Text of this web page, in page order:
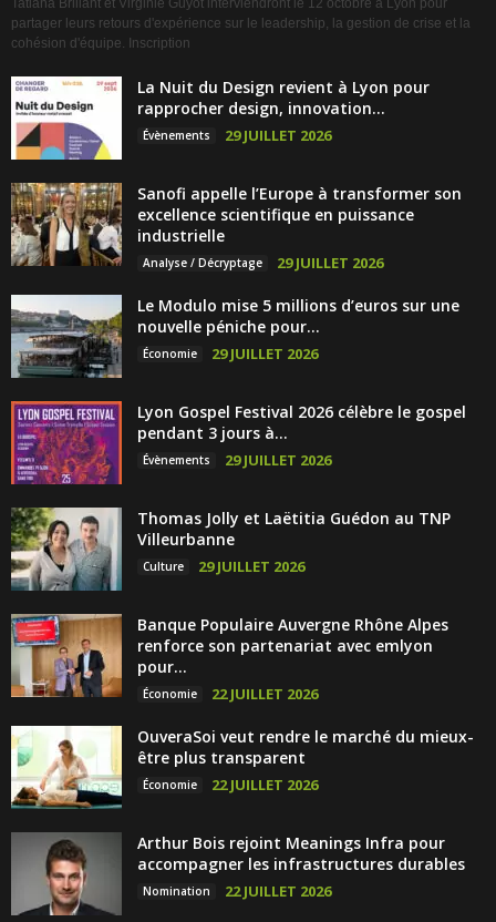
Tatiana Brillant et Virginie Guyot interviendront le 12 octobre à Lyon pour
partager leurs retours d'expérience sur le leadership, la gestion de crise et la
cohésion d'équipe. Inscription
La Nuit du Design revient à Lyon pour
rapprocher design, innovation...
Évènements 29 JUILLET 2026
Sanofi appelle l’Europe à transformer son
excellence scientifique en puissance
industrielle
Analyse / Décryptage 29 JUILLET 2026
Le Modulo mise 5 millions d’euros sur une
nouvelle péniche pour...
Économie 29 JUILLET 2026
Lyon Gospel Festival 2026 célèbre le gospel
pendant 3 jours à...
Évènements 29 JUILLET 2026
Thomas Jolly et Laëtitia Guédon au TNP
Villeurbanne
Culture 29 JUILLET 2026
Banque Populaire Auvergne Rhône Alpes
renforce son partenariat avec emlyon
pour...
Économie 22 JUILLET 2026
OuveraSoi veut rendre le marché du mieux-
être plus transparent
Économie 22 JUILLET 2026
Arthur Bois rejoint Meanings Infra pour
accompagner les infrastructures durables
Nomination 22 JUILLET 2026